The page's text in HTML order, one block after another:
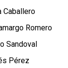
Caballero
Romero
Sandoval
Pérez